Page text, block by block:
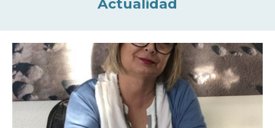
Actualidad